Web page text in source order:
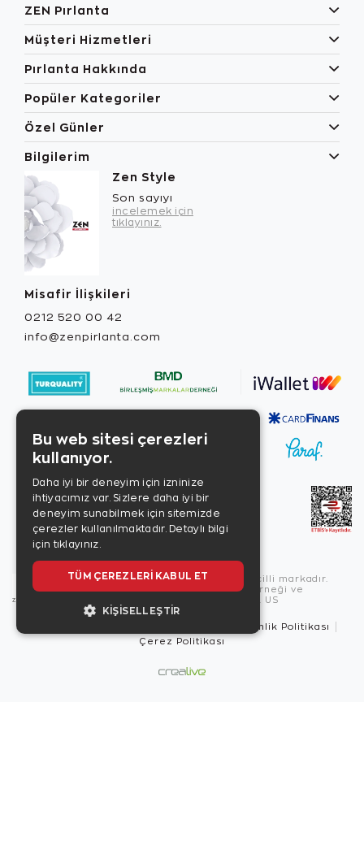
ZEN Pırlanta
Müşteri Hizmetleri
Pırlanta Hakkında
Popüler Kategoriler
Özel Günler
Bilgilerim
Zen Style
Son sayıyı
incelemek için
tıklayınız.
Misafir İlişkileri
0212 520 00 42
info@zenpirlanta.com
Copyright © 2026, Zen Diamond tescilli markadır.
Zen Diamond Birleşmiş Markalar Derneği ve
Turquality Destek Programı üyesidir. US
Güvenlik Politikası
Çerez Politikası
Bu web sitesi çerezleri
kullanıyor.
Daha iyi bir deneyim için izninize
ihtiyacımız var. Sizlere daha iyi bir
deneyim sunabilmek için sitemizde
çerezler kullanılmaktadır. Detaylı bilgi
için tıklayınız.
TÜM ÇEREZLERI KABUL ET
KIŞISELLEŞTIR